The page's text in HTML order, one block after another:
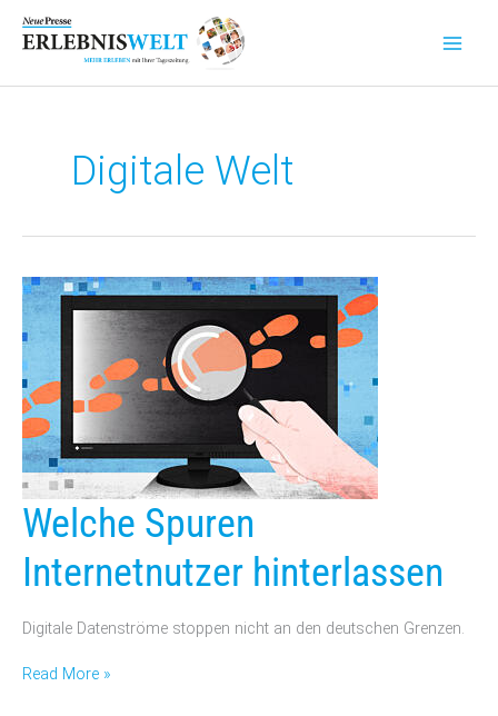
Inhalt
springen
Digitale Welt
Welche Spuren
Internetnutzer hinterlassen
Digitale Datenströme stoppen nicht an den deutschen Grenzen.
Welche
Spuren
Internetnutzer
hinterlassen
Read More »